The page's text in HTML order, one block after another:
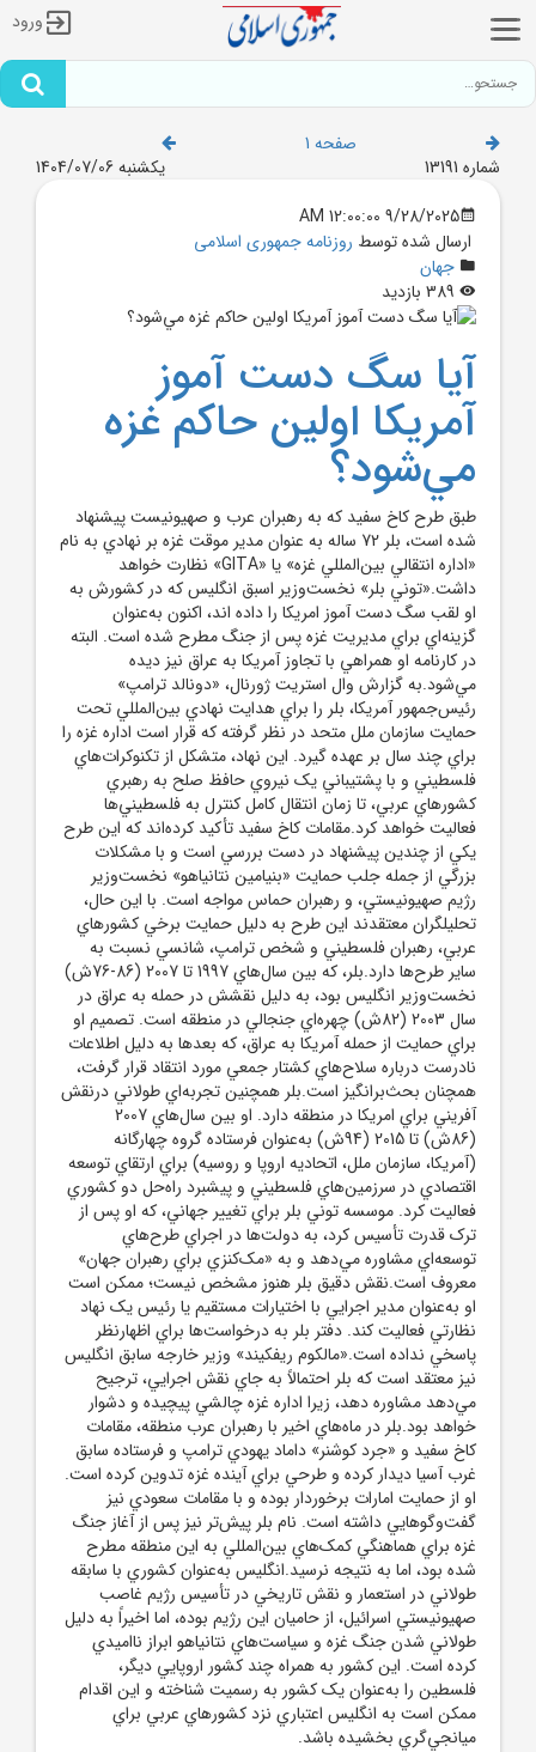
ورود
صفحه 1
شماره 13191
یکشنبه 1404/07/06
9/28/2025 12:00:00 AM
ارسال شده توسط روزنامه جمهوری اسلامی
جهان
آيا سگ دست آموز
آمريکا اولين حاکم غزه
مي‌شود؟
طبق طرح کاخ سفيد که به رهبران عرب و صهيونيست پيشنهاد
شده است، بلر 72 ساله به عنوان مدير موقت غزه بر نهادي به نام
«اداره انتقالي بين‌المللي غزه» يا «GITA» نظارت خواهد
داشت.«توني بلر» نخست‌وزير اسبق انگليس که در کشورش به
او لقب سگ دست آموز امريکا را داده اند، اکنون به‌عنوان
گزينه‌اي براي مديريت غزه پس از جنگ مطرح شده است. البته
در کارنامه او همراهي با تجاوز آمريکا به عراق نيز ديده
مي‌شود.به گزارش وال استريت ژورنال، «دونالد ترامپ»
رئيس‌جمهور آمريکا، بلر را براي هدايت نهادي بين‌المللي تحت
حمايت سازمان ملل متحد در نظر گرفته که قرار است اداره غزه را
براي چند سال بر عهده گيرد. اين نهاد، متشکل از تکنوکرات‌هاي
فلسطيني و با پشتيباني يک نيروي حافظ صلح به رهبري
کشورهاي عربي، تا زمان انتقال کامل کنترل به فلسطيني‌ها
فعاليت خواهد کرد.مقامات کاخ سفيد تأکيد کرده‌اند که اين طرح
يکي از چندين پيشنهاد در دست بررسي است و با مشکلات
بزرگي از جمله جلب حمايت «بنيامين نتانياهو» نخست‌وزير
رژيم صهيونيستي، و رهبران حماس مواجه است. با اين حال،
تحليلگران معتقدند اين طرح به دليل حمايت برخي کشورهاي
عربي، رهبران فلسطيني و شخص ترامپ، شانسي نسبت به
ساير طرح‌ها دارد.بلر، که بين سال‌هاي 1997 تا 2007 (86-76ش)
نخست‌وزير انگليس بود، به دليل نقشش در حمله به عراق در
سال 2003 (82ش) چهره‌اي جنجالي در منطقه است. تصميم او
براي حمايت از حمله آمريکا به عراق، که بعدها به دليل اطلاعات
نادرست درباره سلاح‌هاي کشتار جمعي مورد انتقاد قرار گرفت،
همچنان بحث‌برانگيز است.بلر همچنين تجربه‌اي طولاني درنقش
آفريني براي امريکا در منطقه دارد. او بين سال‌هاي 2007
(86ش) تا 2015 (94ش) به‌عنوان فرستاده گروه چهارگانه
(آمريکا، سازمان ملل، اتحاديه اروپا و روسيه) براي ارتقاي توسعه
اقتصادي در سرزمين‌هاي فلسطيني و پيشبرد راه‌حل دو کشوري
فعاليت کرد. موسسه توني بلر براي تغيير جهاني، که او پس از
ترک قدرت تأسيس کرد، به دولت‌ها در اجراي طرح‌هاي
توسعه‌اي مشاوره مي‌دهد و به «مک‌کنزي براي رهبران جهان»
معروف است.نقش دقيق بلر هنوز مشخص نيست؛ ممکن است
او به‌عنوان مدير اجرايي با اختيارات مستقيم يا رئيس يک نهاد
نظارتي فعاليت کند. دفتر بلر به درخواست‌ها براي اظهارنظر
پاسخي نداده است.«مالکوم ريفکيند» وزير خارجه سابق انگليس
نيز معتقد است که بلر احتمالاً به جاي نقش اجرايي، ترجيح
مي‌دهد مشاوره دهد، زيرا اداره غزه چالشي پيچيده و دشوار
خواهد بود.بلر در ماه‌هاي اخير با رهبران عرب منطقه، مقامات
کاخ سفيد و «جرد کوشنر» داماد يهودي ترامپ و فرستاده سابق
غرب آسيا ديدار کرده و طرحي براي آينده غزه تدوين کرده است.
او از حمايت امارات برخوردار بوده و با مقامات سعودي نيز
گفت‌وگوهايي داشته است. نام بلر پيش‌تر نيز پس از آغاز جنگ
غزه براي هماهنگي کمک‌هاي بين‌المللي به اين منطقه مطرح
شده بود، اما به نتيجه نرسيد.انگليس به‌عنوان کشوري با سابقه
طولاني در استعمار و نقش تاريخي در تأسيس رژيم غاصب
صهيونيستي اسرائيل، از حاميان اين رژيم بوده، اما اخيراً به دليل
طولاني شدن جنگ غزه و سياست‌هاي نتانياهو ابراز نااميدي
کرده است. اين کشور به همراه چند کشور اروپايي ديگر،
فلسطين را به‌عنوان يک کشور به رسميت شناخته و اين اقدام
ممکن است به انگليس اعتباري نزد کشورهاي عربي براي
ميانجي‌گري بخشيده باشد.